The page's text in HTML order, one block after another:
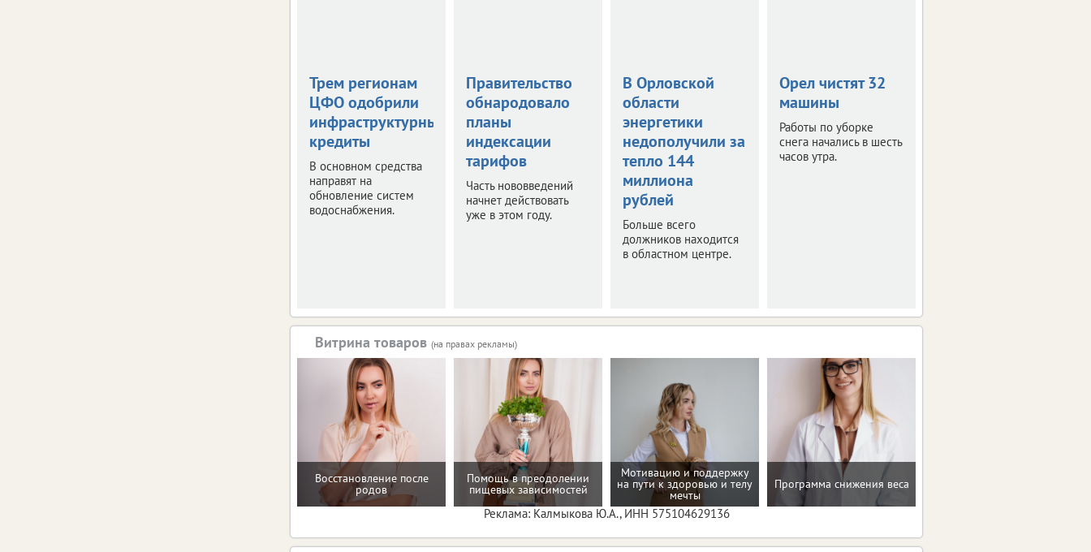
Трем регионам
ЦФО одобрили
инфраструктурные
кредиты
В основном средства
направят на
обновление систем
водоснабжения.
Правительство
обнародовало
планы
индексации
тарифов
Часть нововведений
начнет действовать
уже в этом году.
В Орловской
области
энергетики
недополучили за
тепло 144
миллиона
рублей
Больше всего
должников находится
в областном центре.
Орел чистят 32
машины
Работы по уборке
снега начались в шесть
часов утра.
Витрина товаров (на правах рекламы)
Восстановление после
родов
Помощь в преодолении
пищевых зависимостей
Мотивацию и поддержку
на пути к здоровью и телу
мечты
Программа снижения веса
Реклама: Калмыкова Ю.А., ИНН 575104629136